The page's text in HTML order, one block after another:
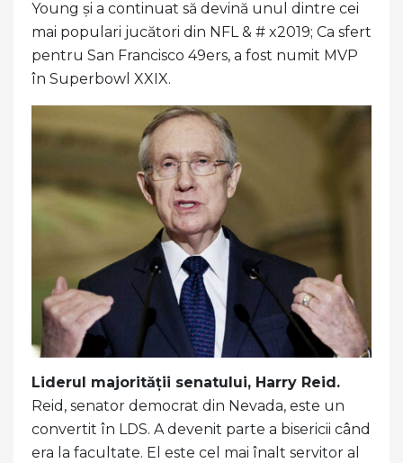
Young și a continuat să devină unul dintre cei
mai populari jucători din NFL & # x2019; Ca sfert
pentru San Francisco 49ers, a fost numit MVP
în Superbowl XXIX.
Liderul majorității senatului, Harry Reid.
Reid, senator democrat din Nevada, este un
convertit în LDS. A devenit parte a bisericii când
era la facultate. El este cel mai înalt servitor al